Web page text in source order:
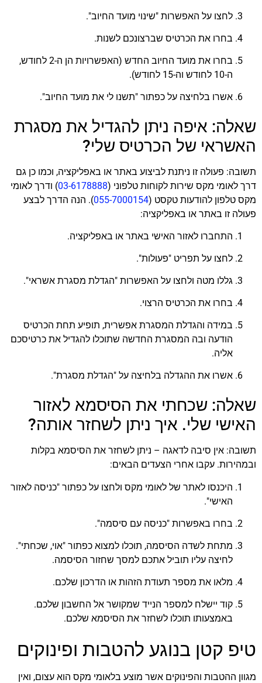
לחצו על האפשרות "שינוי מועד החיוב".
בחרו את הכרטיס שברצונכם לשנות.
בחרו את מועד החיוב החדש (האפשרויות הן ה-2 לחודש,
ה-10 לחודש וה-15 לחודש).
אשרו בלחיצה על כפתור "תשנו לי את מועד החיוב".
שאלה: איפה ניתן להגדיל את מסגרת
האשראי של הכרטיס שלי?
תשובה: פעולה זו ניתנת לביצוע באתר או באפליקציה, וכמו כן גם
דרך לאומי מקס שירות לקוחות טלפוני (03-6178888) ודרך לאומי
מקס טלפון להודעות טקסט (055-7000154). הנה הדרך לבצע
פעולה זו באתר או באפליקציה:
התחברו לאזור האישי באתר או באפליקציה.
לחצו על תפריט "פעולות".
גללו מטה ולחצו על האפשרות "הגדלת מסגרת אשראי".
בחרו את הכרטיס הרצוי.
במידה והגדלת המסגרת אפשרית, תופיע תחת הכרטיס
הודעה ובה המסגרת החדשה שתוכלו להגדיל את כרטיסכם
אליה.
אשרו את ההגדלה בלחיצה על "הגדלת מסגרת".
שאלה: שכחתי את הסיסמא לאזור
האישי שלי. איך ניתן לשחזר אותה?
תשובה: אין סיבה לדאגה – ניתן לשחזר את הסיסמא בקלות
ובמהירות. עקבו אחרי הצעדים הבאים:
היכנסו לאתר של לאומי מקס ולחצו על כפתור "כניסה לאזור
האישי".
בחרו באפשרות "כניסה עם סיסמה".
מתחת לשדה הסיסמה, תוכלו למצוא כפתור "אוי, שכחתי".
לחיצה עליו תוביל אתכם למסך שחזור הסיסמה.
מלאו את מספר תעודת הזהות או הדרכון שלכם.
קוד יישלח למספר הנייד שמקושר אל החשבון שלכם.
באמצעותו תוכלו לשחזר את הסיסמא שלכם.
טיפ קטן בנוגע להטבות ופינוקים
מגוון ההטבות והפינוקים אשר מוצע בלאומי מקס הוא עצום, ואין